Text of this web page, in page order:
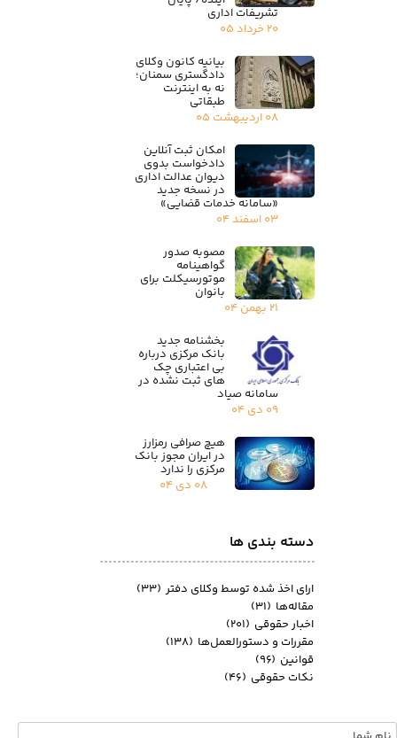
دسته بندی ها
تشریفات اداری
۲۰ خرداد ۰۵
بیانیه کانون وکلای
دادگستری سمنان؛
نه به اینترنت
طبقاتی
۰۸ اردیبهشت ۰۵
امکان ثبت آنلاین
دادخواست بدوی
دیوان عدالت اداری
در نسخه جدید
«سامانه خدمات قضایی»
۰۳ اسفند ۰۴
مصوبه صدور
گواهینامه
موتورسیکلت برای
بانوان
۲۱ بهمن ۰۴
بخشنامه جدید
بانک مرکزی درباره
بی اعتباری چک
های ثبت نشده در
سامانه صیاد
۰۹ دی ۰۴
هیچ صرافی رمزارز
در ایران مجوز بانک
مرکزی را ندارد
۰۸ دی ۰۴
ارای اخذ شده توسط وکلای دفتر (۳۳)
مقاله‌ها (۳۱)
اخبار حقوقی (۲۰۱)
مقررات و دستورالعمل‌ها (۱۳۸)
قوانین (۹۶)
نکات حقوقی (۴۶)